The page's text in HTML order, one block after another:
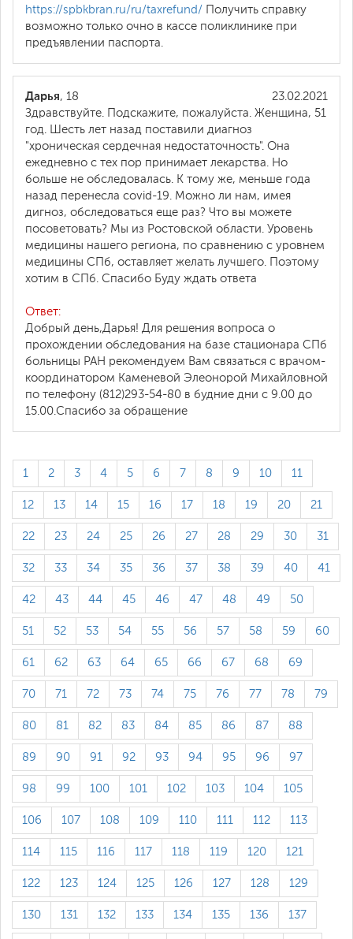
https://spbkbran.ru/ru/taxrefund/ Получить справку
возможно только очно в кассе поликлинике при
предъявлении паспорта.
23.02.2021
Дарья, 18
Здравствуйте. Подскажите, пожалуйста. Женщина, 51
год. Шесть лет назад поставили диагноз
"хроническая сердечная недостаточность". Она
ежедневно с тех пор принимает лекарства. Но
больше не обследовалась. К тому же, меньше года
назад перенесла covid-19. Можно ли нам, имея
дигноз, обследоваться еще раз? Что вы можете
посоветовать? Мы из Ростовской области. Уровень
медицины нашего региона, по сравнению с уровнем
медицины СПб, оставляет желать лучшего. Поэтому
хотим в СПб. Спасибо Буду ждать ответа
Ответ:
Добрый день,Дарья! Для решения вопроса о
прохождении обследования на базе стационара СПб
больницы РАН рекомендуем Вам связаться с врачом-
координатором Каменевой Элеонорой Михайловной
по телефону (812)293-54-80 в будние дни с 9.00 до
15.00.Спасибо за обращение
1 2 3 4 5 6 7 8 9 10 11
12 13 14 15 16 17 18 19 20 21
22 23 24 25 26 27 28 29 30 31
32 33 34 35 36 37 38 39 40 41
42 43 44 45 46 47 48 49 50
51 52 53 54 55 56 57 58 59 60
61 62 63 64 65 66 67 68 69
70 71 72 73 74 75 76 77 78 79
80 81 82 83 84 85 86 87 88
89 90 91 92 93 94 95 96 97
98 99 100 101 102 103 104 105
106 107 108 109 110 111 112 113
114 115 116 117 118 119 120 121
122 123 124 125 126 127 128 129
130 131 132 133 134 135 136 137